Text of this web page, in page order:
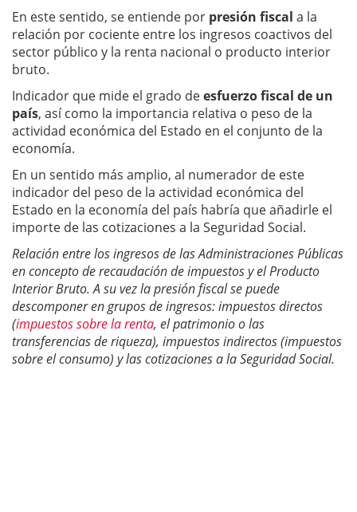
En este sentido, se entiende por presión fiscal a la
relación por cociente entre los ingresos coactivos del
sector público y la renta nacional o producto interior
bruto.
Indicador que mide el grado deesfuerzo fiscal de un
país, así como la importancia relativa o peso de la
actividad económica del Estado en el conjunto de la
economía.
En un sentido más amplio, al numerador de este
indicador del peso de la actividad económica del
Estado en la economía del país habría que añadirle el
importe de las cotizaciones a la Seguridad Social.
Relación entre los ingresos de las Administraciones Públicas
en concepto de recaudación de impuestos y el Producto
Interior Bruto. A su vez la presión fiscal se puede
descomponer en grupos de ingresos: impuestos directos
(impuestos sobre la renta, el patrimonio o las
transferencias de riqueza), impuestos indirectos (impuestos
sobre el consumo) y las cotizaciones a la Seguridad Social.